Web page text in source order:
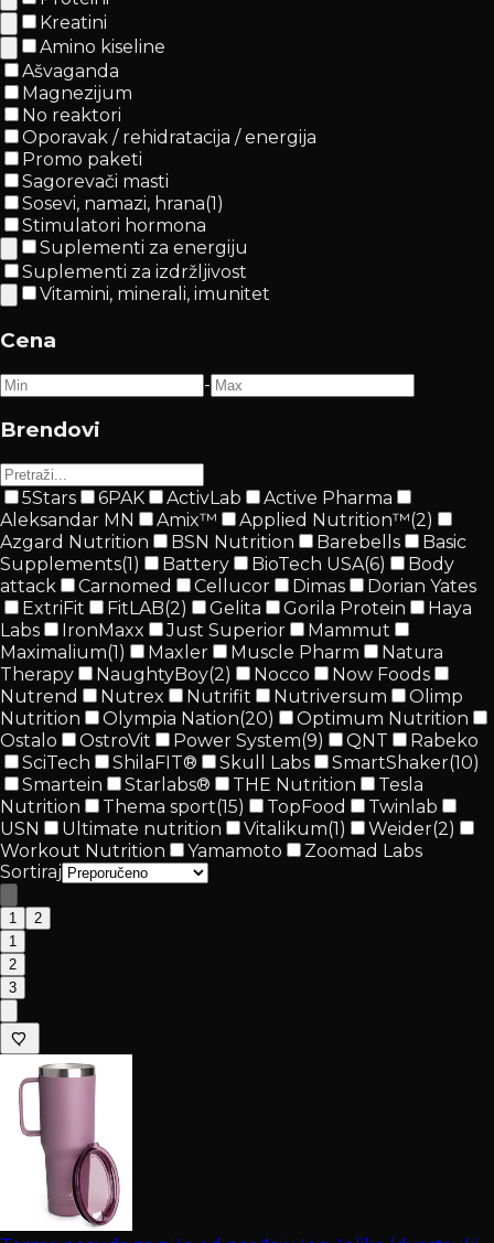
Kreatini
Amino kiseline
Ašvaganda
Magnezijum
No reaktori
Oporavak / rehidratacija / energija
Promo paketi
Sagorevači masti
Sosevi, namazi, hrana(1 )
Stimulatori hormona
Suplementi za energiju
Suplementi za izdržljivost
Vitamini, minerali, imunitet
Cena
-
Brendovi
5Stars 6PAK ActivLab
Active Pharma
Aleksandar MN
Amix™ Applied Nutrition™(2)
Azgard Nutrition
BSN Nutrition Barebells
Basic
Supplements(1) Battery BioTech USA(6)
Body
attack
Carnomed Cellucor Dimas
Dorian Yates
ExtriFit
FitLAB(2) Gelita Gorila Protein
Haya
Labs
IronMaxx Just Superior
Mammut
Maximalium(1) Maxler Muscle Pharm
Natura
Therapy
NaughtyBoy(2) Nocco
Now Foods
Nutrend
Nutrex Nutrifit Nutriversum
Olimp
Nutrition
Olympia Nation(20)
Optimum Nutrition
Ostalo
OstroVit Power System(9) QNT
Rabeko
SciTech
ShilaFIT® Skull Labs SmartShaker(10)
Smartein
Starlabs® THE Nutrition
Tesla
Nutrition
Thema sport(15) TopFood
Twinlab
USN
Ultimate nutrition Vitalikum(1) Weider(2)
Workout Nutrition
Yamamoto
Zoomad Labs
Sortiraj
1
2
1
2
3